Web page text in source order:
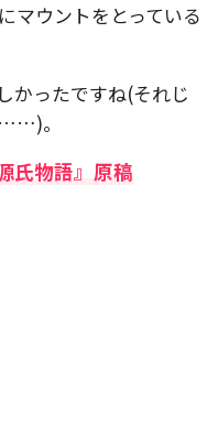
マウントをとっている
かったですね(それじ
。
氏物語』原稿